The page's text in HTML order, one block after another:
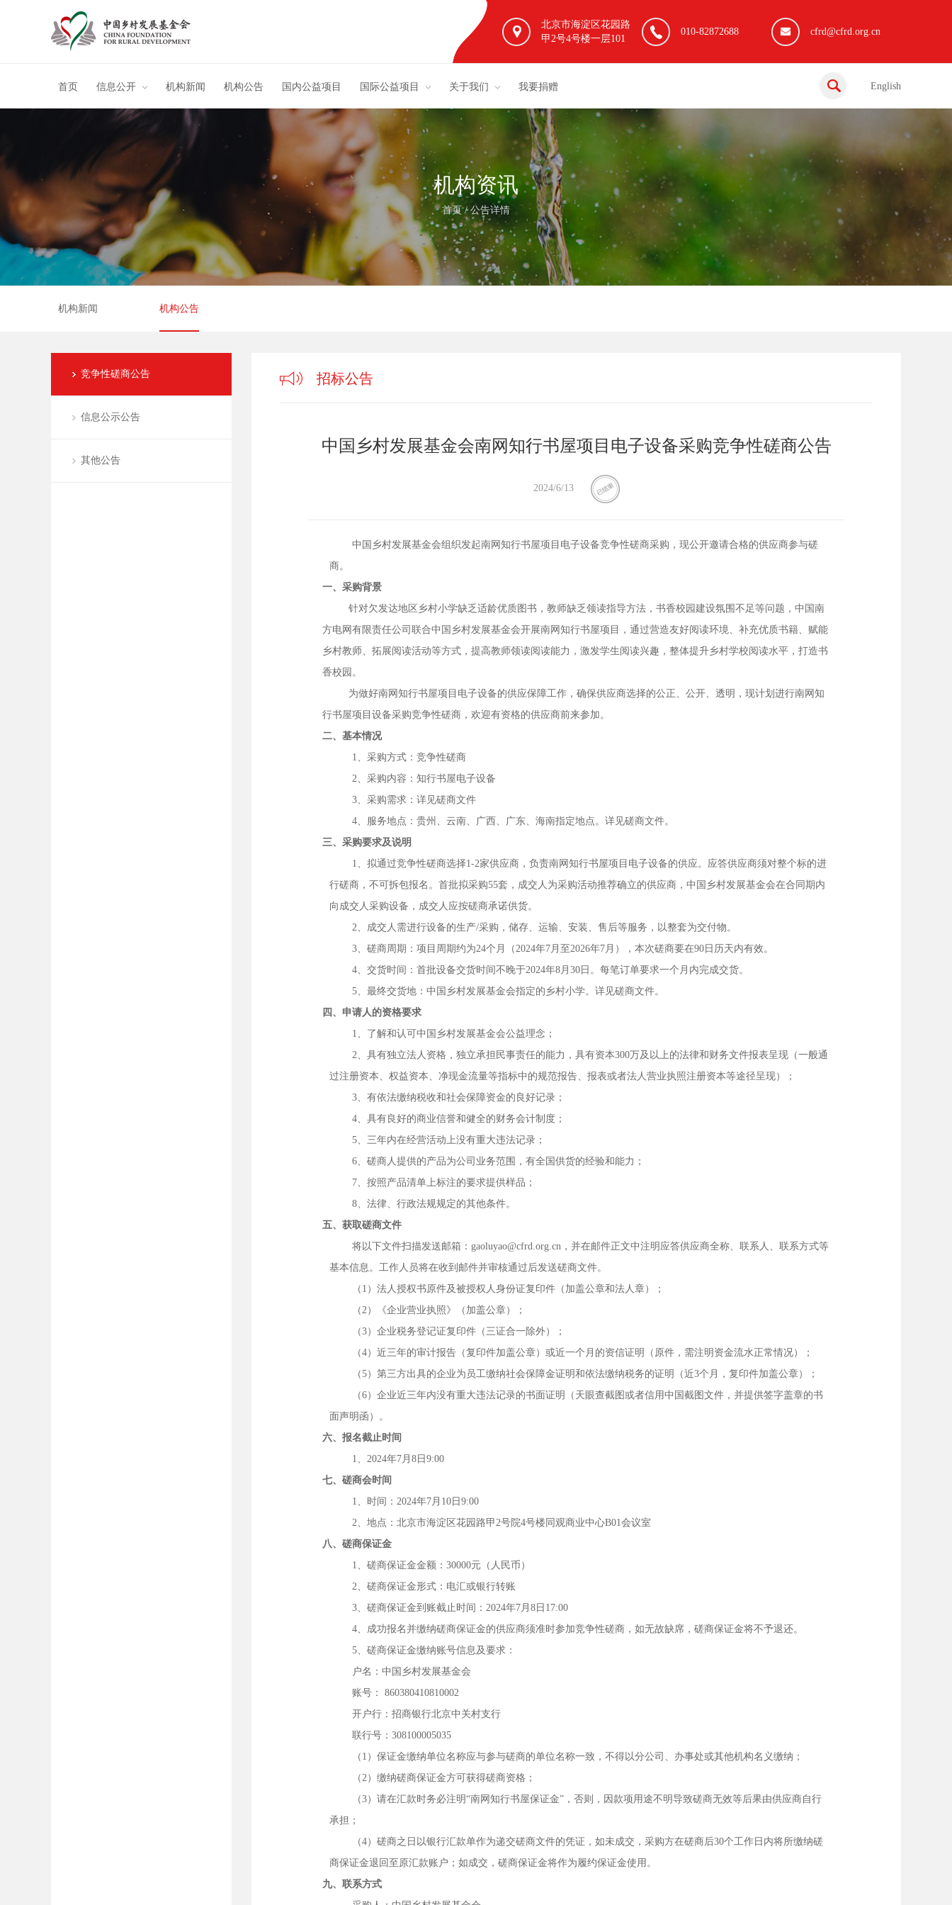
北京市海淀区花园路
甲2号4号楼一层101
010-82872688 cfrd@cfrd.org.cn
首页 信息公开 机构新闻 机构公告 国内公益项目 国际公益项目 关于我们 我要捐赠 English
机构资讯
首页/公告详情
机构新闻 机构公告
竞争性磋商公告
信息公示公告
其他公告
招标公告
中国乡村发展基金会南网知行书屋项目电子设备采购竞争性磋商公告
2024/6/13
中国乡村发展基金会组织发起南网知行书屋项目电子设备竞争性磋商采购，现公开邀请合格的供应商参与磋
商。
一、采购背景
针对欠发达地区乡村小学缺乏适龄优质图书，教师缺乏领读指导方法，书香校园建设氛围不足等问题，中国南
方电网有限责任公司联合中国乡村发展基金会开展南网知行书屋项目，通过营造友好阅读环境、补充优质书籍、赋能
乡村教师、拓展阅读活动等方式，提高教师领读阅读能力，激发学生阅读兴趣，整体提升乡村学校阅读水平，打造书
香校园。
为做好南网知行书屋项目电子设备的供应保障工作，确保供应商选择的公正、公开、透明，现计划进行南网知
行书屋项目设备采购竞争性磋商，欢迎有资格的供应商前来参加。
二、基本情况
1、采购方式：竞争性磋商
2、采购内容：知行书屋电子设备
3、采购需求：详见磋商文件
4、服务地点：贵州、云南、广西、广东、海南指定地点。详见磋商文件。
三、采购要求及说明
1、拟通过竞争性磋商选择1-2家供应商，负责南网知行书屋项目电子设备的供应。应答供应商须对整个标的进
行磋商，不可拆包报名。首批拟采购55套，成交人为采购活动推荐确立的供应商，中国乡村发展基金会在合同期内
向成交人采购设备，成交人应按磋商承诺供货。
2、成交人需进行设备的生产/采购，储存、运输、安装、售后等服务，以整套为交付物。
3、磋商周期：项目周期约为24个月
（2024年7月至2026年7月） ，本次磋商要在90日历天内有效。
4、交货时间：首批设备交货时间不晚于2024年8月30日。每笔订单要求一个月内完成交货。
5、最终交货地：中国乡村发展基金会指定的乡村小学。详见磋商文件。
四、申请人的资格要求
1、了解和认可中国乡村发展基金会公益理念；
2、具有独立法人资格，独立承担民事责任的能力，具有资本300万及以上的法律和财务文件报表呈现（一般通
过注册资本、权益资本、净现金流量等指标中的规范报告、报表或者法人营业执照注册资本等途径呈现）；
3、有依法缴纳税收和社会保障资金的良好记录；
4、具有良好的商业信誉和健全的财务会计制度；
5、三年内在经营活动上没有重大违法记录；
6、磋商人提供的产品为公司业务范围，有全国供货的经验和能力；
7、按照产品清单上标注的要求提供样品；
8、法律、行政法规规定的其他条件。
五、获取磋商文件
将以下文件扫描发送邮箱： gaoluyao@cfrd.org.cn，并在邮件正文中注明应答供应商全称、联系人、联系方式等
基本信息。工作人员将在收到邮件并审核通过后发送磋商文件。
（ 1）法人授权书原件及被授权人身份证复印件（加盖公章和法人章）；
（2）《企业营业执照》（加盖公章）；
（3）企业税务登记证复印件（三证合一除外）；
（4）近三年的审计报告（复印件加盖公章）或近一个月的资信证明（原件，需注明资金流水正常情况）；
（5）第三方出具的企业为员工缴纳社会保障金证明和依法缴纳税务的证明（近3个月，复印件加盖公章）；
（6）企业近三年内没有重大违法记录的书面证明（天眼查截图或者信用中国截图文件，并提供签字盖章的书
面声明函）。
六、报名截止时间
1、2024年7月8日9:00
七、磋商会时间
1、时间：2024年7月10 日 9:00
2、地点：北京市海淀区花园路甲2号院4号楼同观商业中心B01会议室
八、磋商保证金
1、磋商保证金金额：30000元（人民币）
2、磋商保证金形式：电汇或银行转账
3、磋商保证金到账截止时间：2024年7月8日17:00
4、成功报名并缴纳磋商保证金的供应商须准时参加竞争性磋商，如无故缺席，磋商保证金将不予退还。
5、磋商保证金缴纳账号信息及要求：
户名：中国乡村发展基金会
账号：
860380410810002
开户行：招商银行北京中关村支行
联行号： 308100005035
（ 1）保证金缴纳单位名称应与参与磋商的单位名称一致，不得以分公司、办事处或其他机构名义缴纳；
（2）缴纳磋商保证金方可获得磋商资格；
（3）请在汇款时务必注明“南网知行书屋保证金”，否则，因款项用途不明导致磋商无效等后果由供应商自行
承担；
（4）磋商之日以银行汇款单作为递交磋商文件的凭证，如未成交，采购方在磋商后30个工作日内将所缴纳磋
商保证金退回至原汇款账户；如成交，磋商保证金将作为履约保证金使用。
九、联系方式